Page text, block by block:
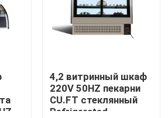
дисплея мороженого
холодильника
4,2 витринный шкаф
220V 50HZ пекарни
CU.FT стеклянный
Refrigerated